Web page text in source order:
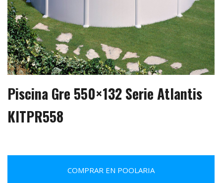
Piscina Gre 550×132 Serie Atlantis
KITPR558
COMPRAR EN POOLARIA